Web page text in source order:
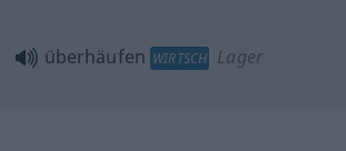
überhäufen WIRTSCH Lager